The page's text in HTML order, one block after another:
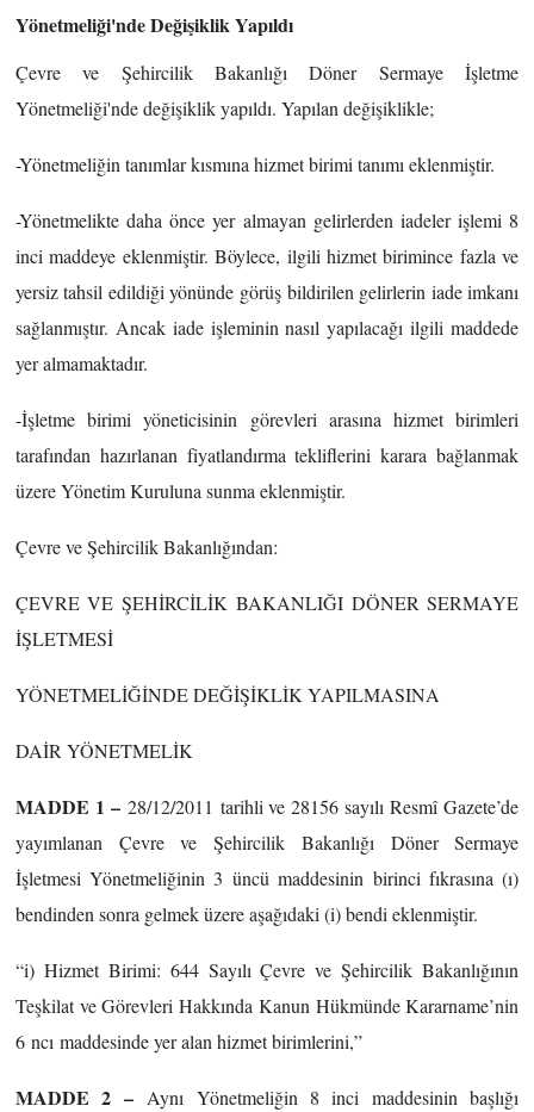
Yönetmeliği'nde Değişiklik Yapıldı
Çevre ve Şehircilik Bakanlığı Döner Sermaye İşletme
Yönetmeliği'nde değişiklik yapıldı. Yapılan değişiklikle;
-Yönetmeliğin tanımlar kısmına hizmet birimi tanımı eklenmiştir.
-Yönetmelikte daha önce yer almayan gelirlerden iadeler işlemi 8
inci maddeye eklenmiştir. Böylece, ilgili hizmet birimince fazla ve
yersiz tahsil edildiği yönünde görüş bildirilen gelirlerin iade imkanı
sağlanmıştır. Ancak iade işleminin nasıl yapılacağı ilgili maddede
yer almamaktadır.
-İşletme birimi yöneticisinin görevleri arasına hizmet birimleri
tarafından hazırlanan fiyatlandırma tekliflerini karara bağlanmak
üzere Yönetim Kuruluna sunma eklenmiştir.
Çevre ve Şehircilik Bakanlığından:
ÇEVRE VE ŞEHİRCİLİK BAKANLIĞI DÖNER SERMAYE
İŞLETMESİ
YÖNETMELİĞİNDE DEĞİŞİKLİK YAPILMASINA
DAİR YÖNETMELİK
MADDE 1 – 28/12/2011 tarihli ve 28156 sayılı Resmî Gazete’de
yayımlanan Çevre ve Şehircilik Bakanlığı Döner Sermaye
İşletmesi Yönetmeliğinin 3 üncü maddesinin birinci fıkrasına (ı)
bendinden sonra gelmek üzere aşağıdaki (i) bendi eklenmiştir.
“i) Hizmet Birimi: 644 Sayılı Çevre ve Şehircilik Bakanlığının
Teşkilat ve Görevleri Hakkında Kanun Hükmünde Kararname’nin
6 ncı maddesinde yer alan hizmet birimlerini,”
MADDE 2 –Aynı Yönetmeliğin 8 inci maddesinin başlığı